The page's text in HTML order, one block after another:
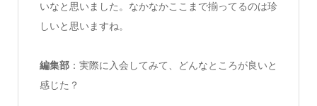
いなと思いました。なかなかここまで揃ってるのは珍
しいと思いますね。
編集部：実際に入会してみて、どんなところが良いと
感じた？